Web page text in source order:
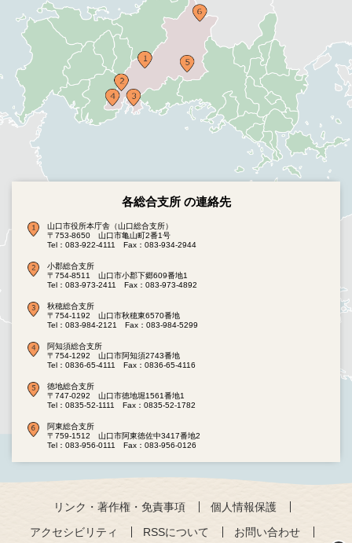
各総合支所 の連絡先
山口市役所本庁舎（山口総合支所）
〒753-8650 山口市亀山町2番1号
Tel：083-922-4111
Fax：083-934-2944
小郡総合支所
〒754-8511 山口市小郡下郷609番地1
Tel：083-973-2411
Fax：083-973-4892
秋穂総合支所
〒754-1192 山口市秋穂東6570番地
Tel：083-984-2121
Fax：083-984-5299
阿知須総合支所
〒754-1292 山口市阿知須2743番地
Tel：0836-65-4111
Fax：0836-65-4116
徳地総合支所
〒747-0292 山口市徳地堀1561番地1
Tel：0835-52-1111
Fax：0835-52-1782
阿東総合支所
〒759-1512 山口市阿東徳佐中3417番地2
Tel：083-956-0111
Fax：083-956-0126
リンク・著作権・免責事項
個人情報保護
アクセシビリティ
RSSについて お問い合わせ